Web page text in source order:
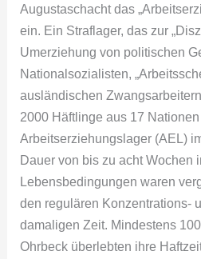
Augustaschacht das
ein. Ein Straflager, das zur
Umerziehung von politischen
Nationalsozialisten,
ausländischen
2000 Häftlinge aus 17
Arbeitserziehungslager (AEL)
Dauer von bis zu acht Wochen
Lebensbedingungen waren
den regulären Konzentrations-
damaligen Zeit. Mindestens
Ohrbeck überlebten ihre